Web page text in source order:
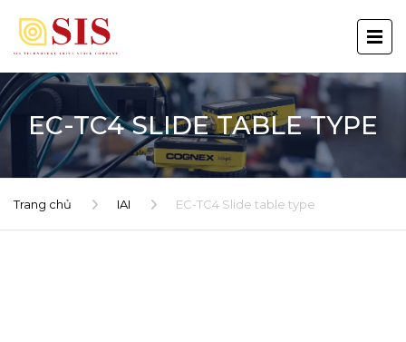
EC-TC4 SLIDE TABLE TYPE
Trang chủ IAI EC-TC4 Slide table type